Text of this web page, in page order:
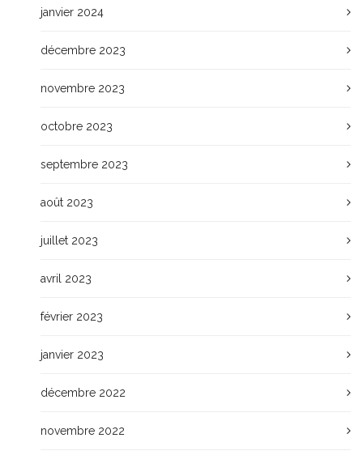
janvier 2024
décembre 2023
novembre 2023
octobre 2023
septembre 2023
août 2023
juillet 2023
avril 2023
février 2023
janvier 2023
décembre 2022
novembre 2022